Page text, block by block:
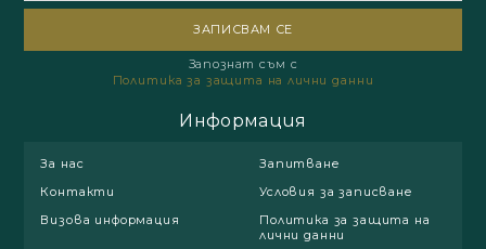
Запознат съм с
Политика за защита на лични данни
Информация
За нас
Запитване
Контакти
Условия за записване
Визова информация
Политика за защита на
лични данни